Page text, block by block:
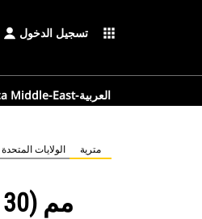
تسجيل الدخول apps
Africa Middle-East-العربية
الولايات المتحدة مترية